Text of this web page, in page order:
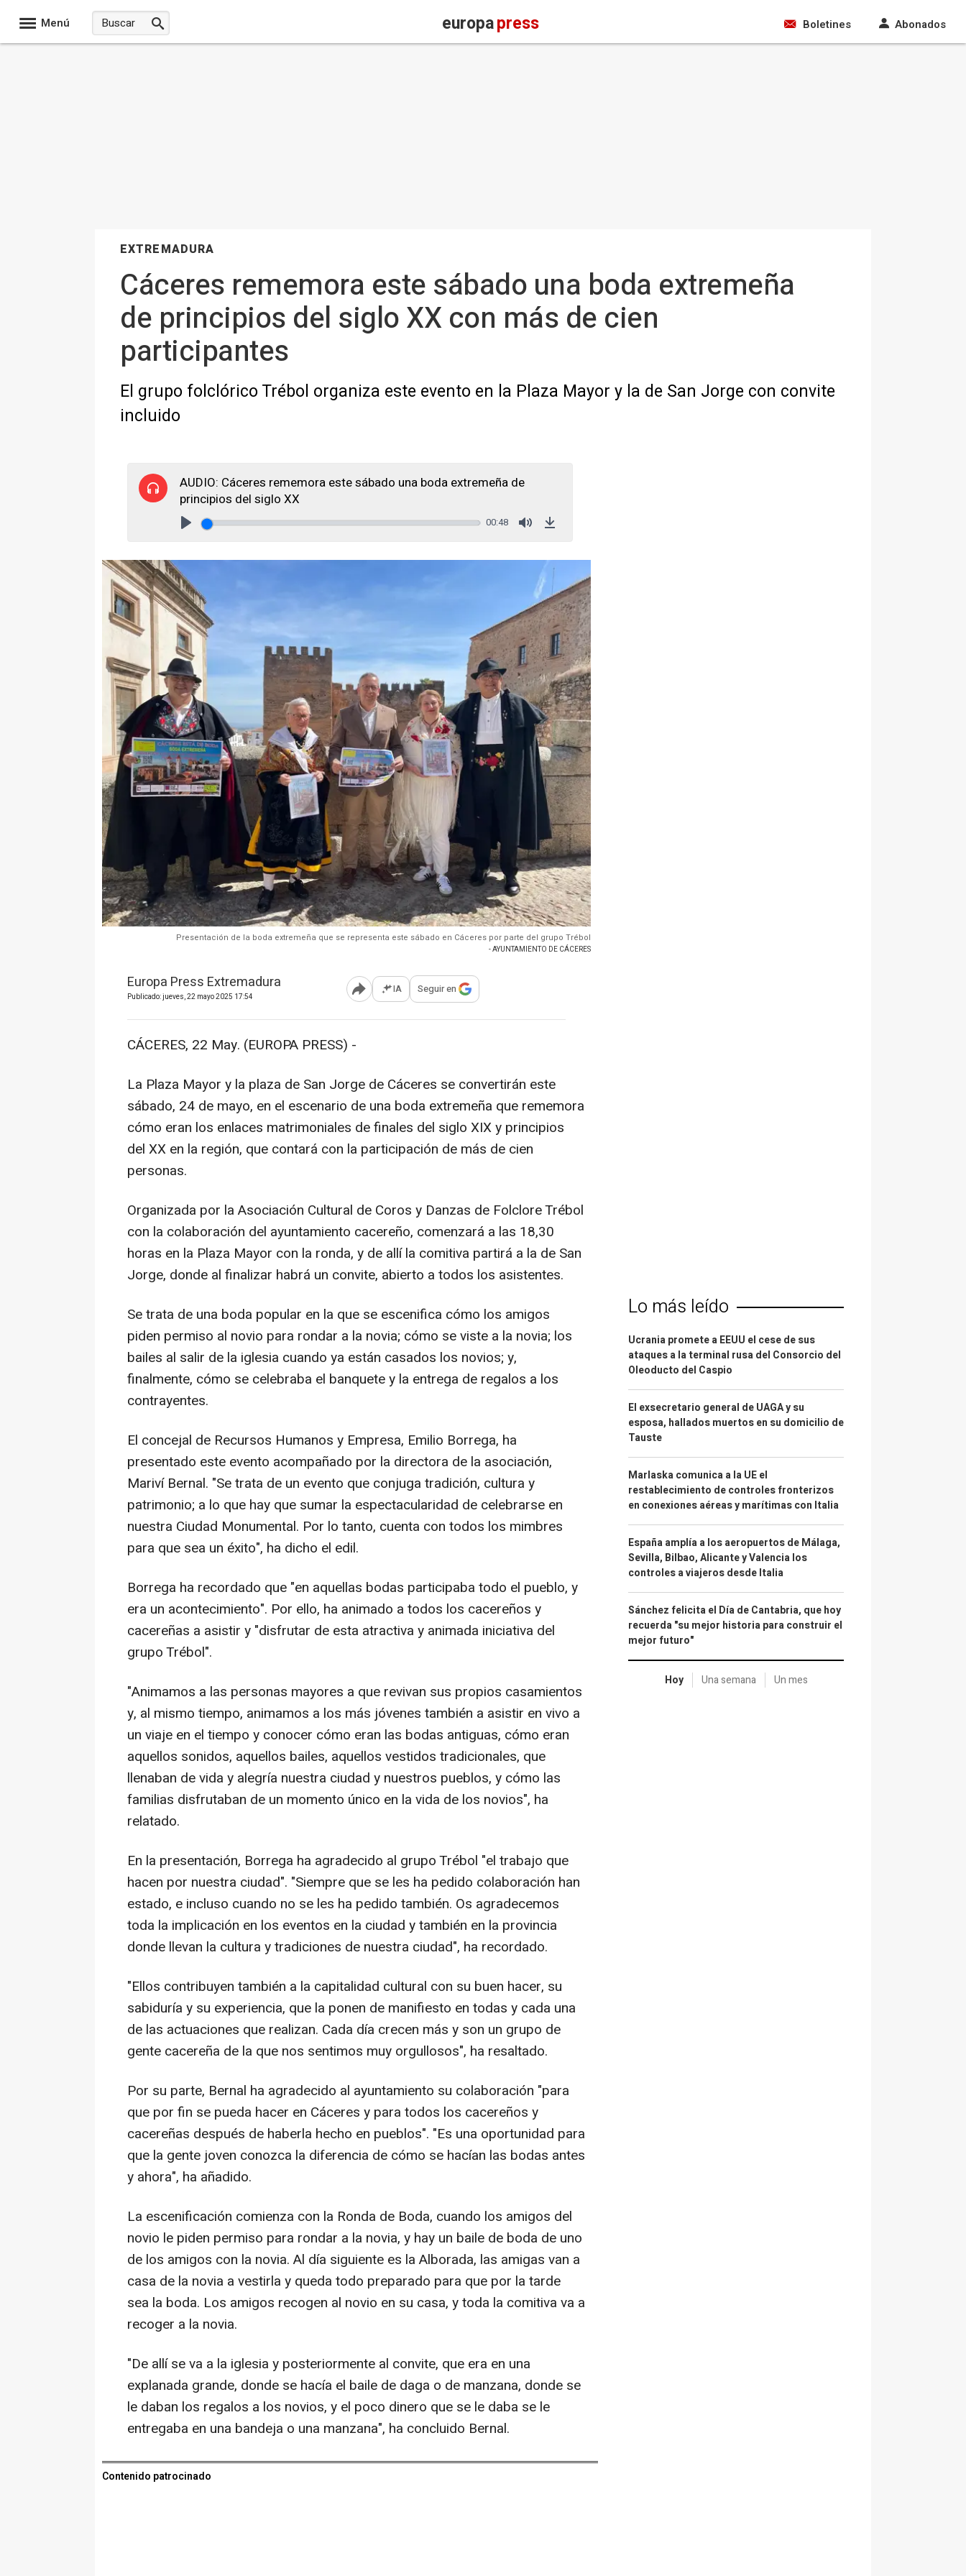
Menú europapress Boletines Abonados
EXTREMADURA
Cáceres rememora este sábado una boda extremeña
de principios del siglo XX con más de cien
participantes
El grupo folclórico Trébol organiza este evento en la Plaza Mayor y la de San Jorge con convite
incluido
AUDIO: Cáceres rememora este sábado una boda extremeña de
principios del siglo XX
00:48
Presentación de la boda extremeña que se representa este sábado en Cáceres por parte del grupo Trébol
- AYUNTAMIENTO DE CÁCERES
Europa Press Extremadura
Publicado: jueves, 22 mayo 2025 17:54 Abrir opciones para compartir
IA Seguir en
CÁCERES, 22 May. (EUROPA PRESS) -
La Plaza Mayor y la plaza de San Jorge de Cáceres se convertirán este
sábado, 24 de mayo, en el escenario de una boda extremeña que rememora
cómo eran los enlaces matrimoniales de finales del siglo XIX y principios
del XX en la región, que contará con la participación de más de cien
personas.
Organizada por la Asociación Cultural de Coros y Danzas de Folclore Trébol
con la colaboración del ayuntamiento cacereño, comenzará a las 18,30
horas en la Plaza Mayor con la ronda, y de allí la comitiva partirá a la de San
Jorge, donde al finalizar habrá un convite, abierto a todos los asistentes.
Se trata de una boda popular en la que se escenifica cómo los amigos
piden permiso al novio para rondar a la novia; cómo se viste a la novia; los
bailes al salir de la iglesia cuando ya están casados los novios; y,
finalmente, cómo se celebraba el banquete y la entrega de regalos a los
contrayentes.
El concejal de Recursos Humanos y Empresa, Emilio Borrega, ha
presentado este evento acompañado por la directora de la asociación,
Mariví Bernal. "Se trata de un evento que conjuga tradición, cultura y
patrimonio; a lo que hay que sumar la espectacularidad de celebrarse en
nuestra Ciudad Monumental. Por lo tanto, cuenta con todos los mimbres
para que sea un éxito", ha dicho el edil.
Borrega ha recordado que "en aquellas bodas participaba todo el pueblo, y
era un acontecimiento". Por ello, ha animado a todos los cacereños y
cacereñas a asistir y "disfrutar de esta atractiva y animada iniciativa del
grupo Trébol".
"Animamos a las personas mayores a que revivan sus propios casamientos
y, al mismo tiempo, animamos a los más jóvenes también a asistir en vivo a
un viaje en el tiempo y conocer cómo eran las bodas antiguas, cómo eran
aquellos sonidos, aquellos bailes, aquellos vestidos tradicionales, que
llenaban de vida y alegría nuestra ciudad y nuestros pueblos, y cómo las
familias disfrutaban de un momento único en la vida de los novios", ha
relatado.
En la presentación, Borrega ha agradecido al grupo Trébol "el trabajo que
hacen por nuestra ciudad". "Siempre que se les ha pedido colaboración han
estado, e incluso cuando no se les ha pedido también. Os agradecemos
toda la implicación en los eventos en la ciudad y también en la provincia
donde llevan la cultura y tradiciones de nuestra ciudad", ha recordado.
"Ellos contribuyen también a la capitalidad cultural con su buen hacer, su
sabiduría y su experiencia, que la ponen de manifiesto en todas y cada una
de las actuaciones que realizan. Cada día crecen más y son un grupo de
gente cacereña de la que nos sentimos muy orgullosos", ha resaltado.
Por su parte, Bernal ha agradecido al ayuntamiento su colaboración "para
que por fin se pueda hacer en Cáceres y para todos los cacereños y
cacereñas después de haberla hecho en pueblos". "Es una oportunidad para
que la gente joven conozca la diferencia de cómo se hacían las bodas antes
y ahora", ha añadido.
La escenificación comienza con la Ronda de Boda, cuando los amigos del
novio le piden permiso para rondar a la novia, y hay un baile de boda de uno
de los amigos con la novia. Al día siguiente es la Alborada, las amigas van a
casa de la novia a vestirla y queda todo preparado para que por la tarde
sea la boda. Los amigos recogen al novio en su casa, y toda la comitiva va a
recoger a la novia.
"De allí se va a la iglesia y posteriormente al convite, que era en una
explanada grande, donde se hacía el baile de daga o de manzana, donde se
le daban los regalos a los novios, y el poco dinero que se le daba se le
entregaba en una bandeja o una manzana", ha concluido Bernal.
Contenido patrocinado
Lo más leído
Ucrania promete a EEUU el cese de sus
ataques a la terminal rusa del Consorcio del
Oleoducto del Caspio
El exsecretario general de UAGA y su
esposa, hallados muertos en su domicilio de
Tauste
Marlaska comunica a la UE el
restablecimiento de controles fronterizos
en conexiones aéreas y marítimas con Italia
España amplía a los aeropuertos de Málaga,
Sevilla, Bilbao, Alicante y Valencia los
controles a viajeros desde Italia
Sánchez felicita el Día de Cantabria, que hoy
recuerda "su mejor historia para construir el
mejor futuro"
Hoy Una semana Un mes